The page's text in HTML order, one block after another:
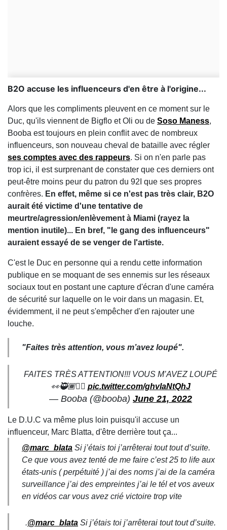
B2O accuse les influenceurs d'en être à l'origine...
Alors que les compliments pleuvent en ce moment sur le
Duc, qu'ils viennent de Bigflo et Oli ou de Soso Maness,
Booba est toujours en plein conflit avec de nombreux
influenceurs, son nouveau cheval de bataille avec régler
ses comptes avec des rappeurs. Si on n'en parle pas
trop ici, il est surprenant de constater que ces derniers ont
peut-être moins peur du patron du 92I que ses propres
confrères. En effet, même si ce n'est pas très clair, B2O
aurait été victime d'une tentative de
meurtre/agression/enlèvement à Miami (rayez la
mention inutile)... En bref, "le gang des influenceurs"
auraient essayé de se venger de l'artiste.
C'est le Duc en personne qui a rendu cette information
publique en se moquant de ses ennemis sur les réseaux
sociaux tout en postant une capture d'écran d'une caméra
de sécurité sur laquelle on le voir dans un magasin. Et,
évidemment, il ne peut s'empêcher d'en rajouter une
louche.
"Faites très attention, vous m’avez loupé".
FAITES TRÈS ATTENTION!!! VOUS M’AVEZ LOUPÉ
👀🥷🏾🏴‍☠️ pic.twitter.com/ghvlaNtQhJ
— Booba (@booba) June 21, 2022
Le D.U.C va même plus loin puisqu'il accuse un
influenceur, Marc Blatta, d'être derrière tout ça...
@marc_blata Si j’étais toi j’arrêterai tout tout d’suite.
Ce que vous avez tenté de me faire c’est 25 to life aux
états-unis ( perpétuité ) j’ai des noms j’ai de la caméra
surveillance j’ai des empreintes j’ai le tél et vos aveux
en vidéos car vous avez crié victoire trop vite
.@marc_blata Si j’étais toi j’arrêterai tout tout d’suite.